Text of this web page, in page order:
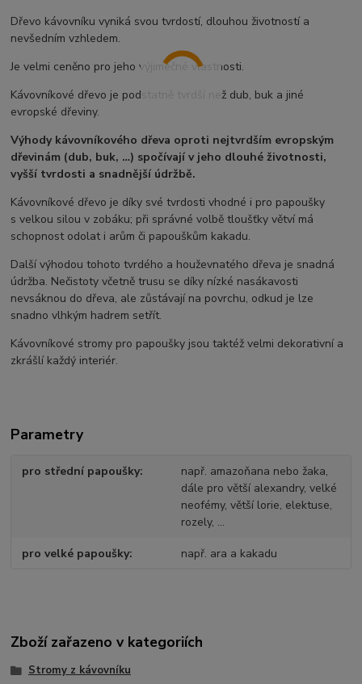
Dřevo kávovníku vyniká svou tvrdostí, dlouhou životností a
nevšedním vzhledem.
Je velmi ceněno pro jeho výjimečné vlastnosti.
Kávovníkové dřevo je podstatně tvrdší než dub, buk a jiné
evropské dřeviny.
Výhody kávovníkového dřeva oproti nejtvrdším evropským
dřevinám (dub, buk, …) spočívají v jeho dlouhé životnosti,
vyšší tvrdosti a snadnější údržbě.
Kávovníkové dřevo je díky své tvrdosti vhodné i pro papoušky
s velkou silou v zobáku; při správné volbě tloušťky větví má
schopnost odolat i arům či papouškům kakadu.
Další výhodou tohoto tvrdého a houževnatého dřeva je snadná
údržba. Nečistoty včetně trusu se díky nízké nasákavosti
nevsáknou do dřeva, ale zůstávají na povrchu, odkud je lze
snadno vlhkým hadrem setřít.
Kávovníkové stromy pro papoušky jsou taktéž velmi dekorativní a
zkrášlí každý interiér.
Parametry
pro střední papoušky
např. amazoňana nebo žaka,
dále pro větší alexandry, velké
neofémy, větší lorie, elektuse,
rozely, ...
pro velké papoušky např. ara a kakadu
Zboží zařazeno v kategoriích
Stromy z kávovníku